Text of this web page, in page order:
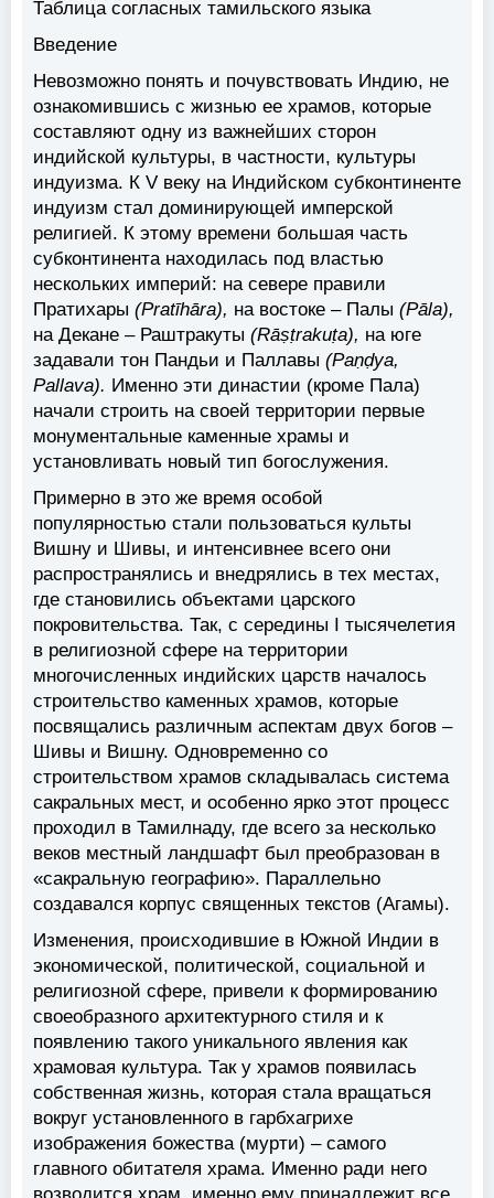
Таблица согласных тамильского языка
Введение
Невозможно понять и почувствовать Индию, не
ознакомившись с жизнью ее храмов, которые
составляют одну из важнейших сторон
индийской культуры, в частности, культуры
индуизма. К V веку на Индийском субконтиненте
индуизм стал доминирующей имперской
религией. К этому времени большая часть
субконтинента находилась под властью
нескольких империй: на севере правили
Пратихары (Pratīhāra), на востоке – Палы (Pāla),
на Декане – Раштракуты (Rāṣṭrakuṭa), на юге
задавали тон Пандьи и Паллавы (Paṇḍya,
Pallava). Именно эти династии (кроме Пала)
начали строить на своей территории первые
монументальные каменные храмы и
установливать новый тип богослужения.
Примерно в это же время особой
популярностью стали пользоваться культы
Вишну и Шивы, и интенсивнее всего они
распространялись и внедрялись в тех местах,
где становились объектами царского
покровительства. Так, с середины I тысячелетия
в религиозной сфере на территории
многочисленных индийских царств началось
строительство каменных храмов, которые
посвящались различным аспектам двух богов –
Шивы и Вишну. Одновременно со
строительством храмов складывалась система
сакральных мест, и особенно ярко этот процесс
проходил в Тамилнаду, где всего за несколько
веков местный ландшафт был преобразован в
«сакральную географию». Параллельно
создавался корпус священных текстов (Агамы).
Изменения, происходившие в Южной Индии в
экономической, политической, социальной и
религиозной сфере, привели к формированию
своеобразного архитектурного стиля и к
появлению такого уникального явления как
храмовая культура. Так у храмов появилась
собственная жизнь, которая стала вращаться
вокруг установленного в гарбхагрихе
изображения божества (мурти) – самого
главного обитателя храма. Именно ради него